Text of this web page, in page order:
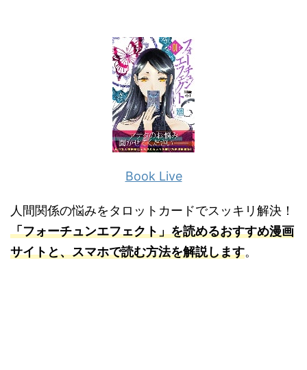
Book Live
人間関係の悩みをタロットカードでスッキリ解決！
「フォーチュンエフェクト」を読めるおすすめ漫画
サイトと、スマホで読む方法を解説します。